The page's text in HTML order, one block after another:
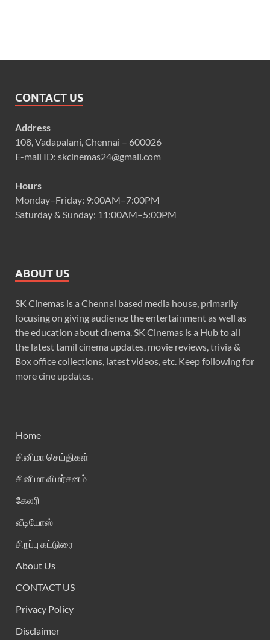
CONTACT US
Address
108, Vadapalani, Chennai – 600026
E-mail ID: skcinemas24@gmail.com
Hours
Monday–Friday: 9:00AM–7:00PM
Saturday & Sunday: 11:00AM–5:00PM
ABOUT US
SK Cinemas is a Chennai based media house, primarily
focusing on giving audience the entertainment as well as
the education about cinema. SK Cinemas is a Hub to all
the latest tamil cinema updates, movie reviews, trivia &
Box office collections, latest videos, etc. Keep following for
more cine updates.
Home
சினிமா செய்திகள்
சினிமா விமர்சனம்
கேலரி
வீடியோஸ்
சிறப்பு கட்டுரை
About Us
CONTACT US
Privacy Policy
Disclaimer